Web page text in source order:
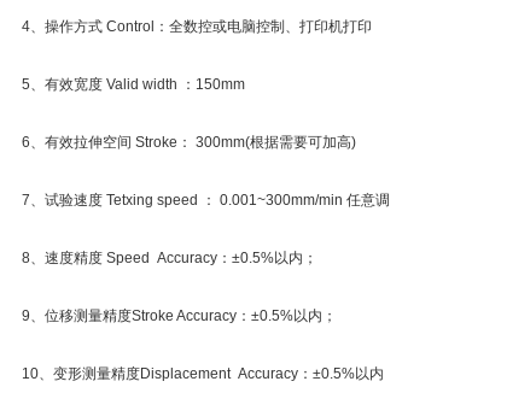
4、操作方式 Control：全数控或电脑控制、打印机打印
5、有效宽度 Valid width ：150mm
6、有效拉伸空间 Stroke： 300mm(根据需要可加高)
7、试验速度 Tetxing speed ： 0.001~300mm/min 任意调
8、速度精度 Speed Accuracy：±0.5%以内；
9、位移测量精度Stroke Accuracy：±0.5%以内；
10、变形测量精度Displacement Accuracy：±0.5%以内